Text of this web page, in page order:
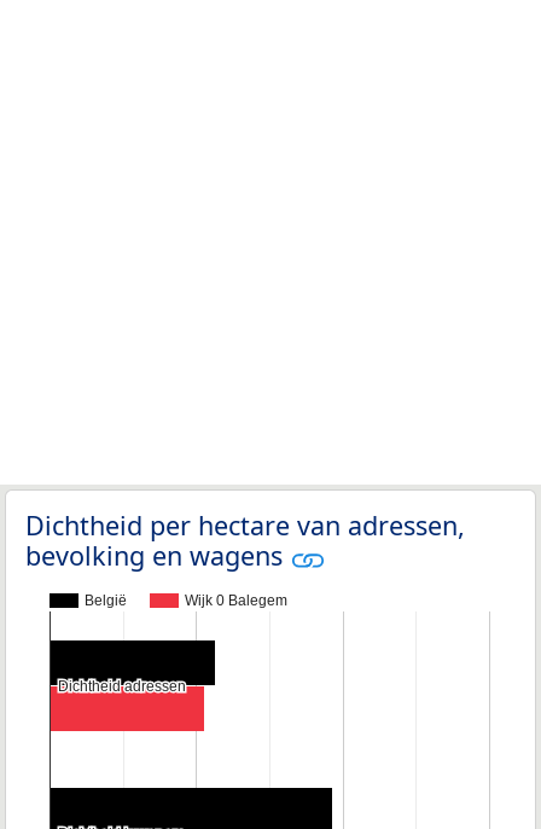
Dichtheid per hectare van adressen,
bevolking en wagens
België Wijk 0 Balegem
Dichtheid adressen
Dichtheid adressen